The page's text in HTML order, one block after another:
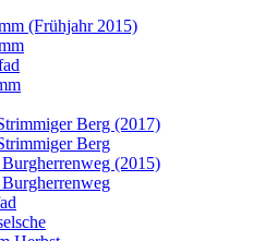
(Frühjahr 2015)
Berg (2017)
Berg
Burgherrenweg (2015)